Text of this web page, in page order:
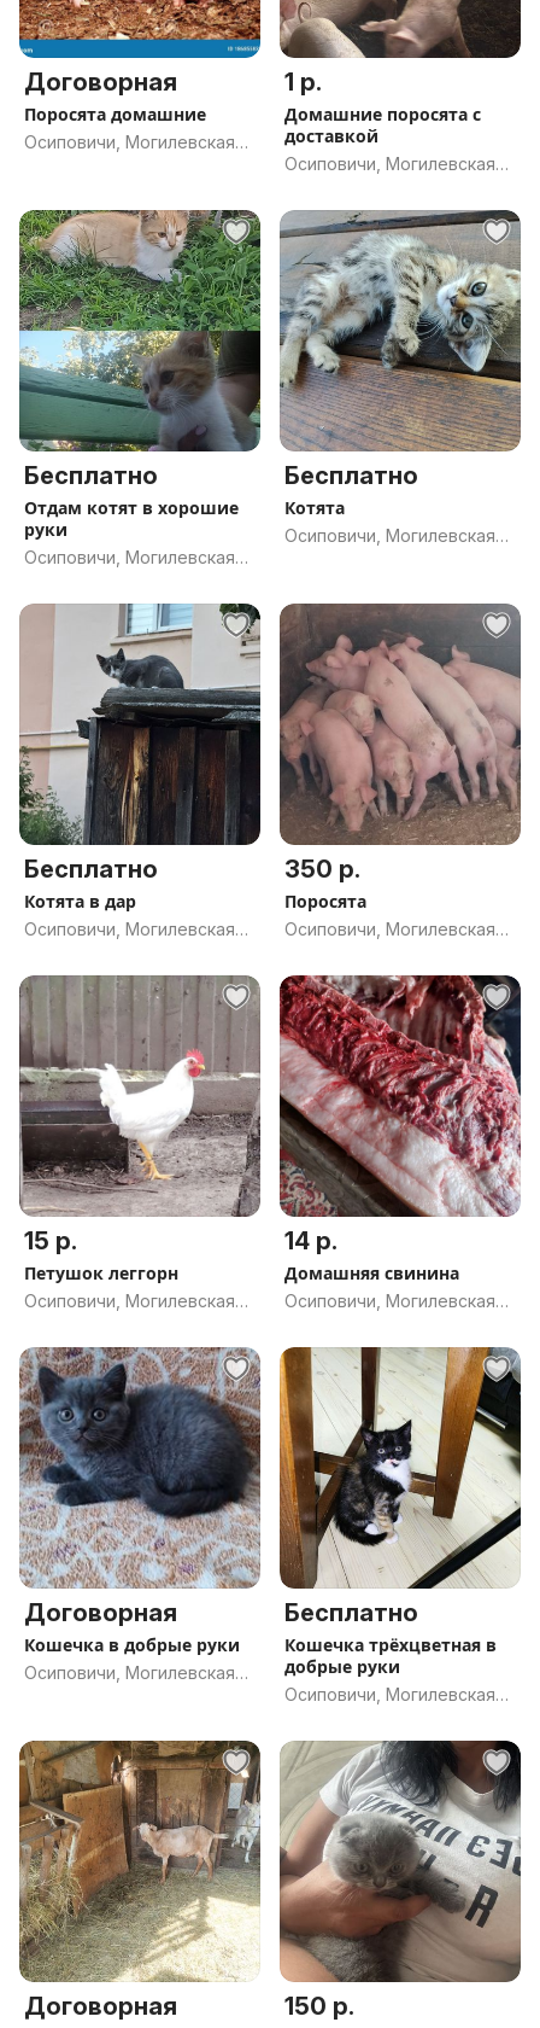
Договорная
Поросята домашние
Осиповичи, Могилевская
1 р.
Домашние поросята с
доставкой
Осиповичи, Могилевская
Бесплатно
Отдам котят в хорошие
руки
Осиповичи, Могилевская
Бесплатно
Котята
Осиповичи, Могилевская
Бесплатно
Котята в дар
Осиповичи, Могилевская
350 р.
Поросята
Осиповичи, Могилевская
15 р.
Петушок леггорн
Осиповичи, Могилевская
14 р.
Домашняя свинина
Осиповичи, Могилевская
Договорная
Кошечка в добрые руки
Осиповичи, Могилевская
Бесплатно
Кошечка трёхцветная в
добрые руки
Осиповичи, Могилевская
Договорная 150 р.